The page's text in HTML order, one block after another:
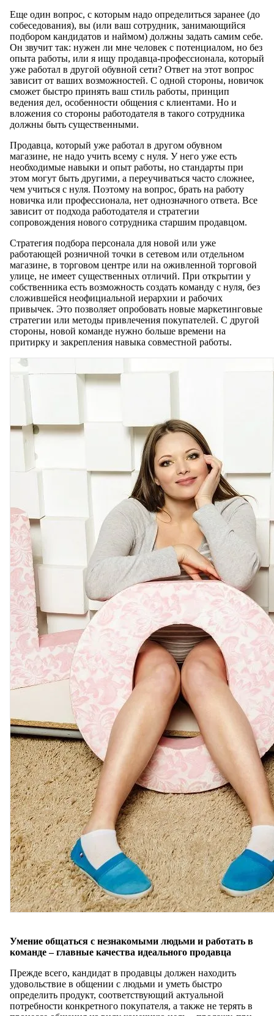
Еще один вопрос, с которым надо определиться заранее (до
собеседования), вы (или ваш сотрудник, занимающийся
подбором кандидатов и наймом) должны задать самим себе.
Он звучит так: нужен ли мне человек с потенциалом, но без
опыта работы, или я ищу продавца-профессионала, который
уже работал в другой обувной сети? Ответ на этот вопрос
зависит от ваших возможностей. С одной стороны, новичок
сможет быстро принять ваш стиль работы, принцип
ведения дел, особенности общения с клиентами. Но и
вложения со стороны работодателя в такого сотрудника
должны быть существенными.
Продавца, который уже работал в другом обувном
магазине, не надо учить всему с нуля. У него уже есть
необходимые навыки и опыт работы, но стандарты при
этом могут быть другими, а переучиваться часто сложнее,
чем учиться с нуля. Поэтому на вопрос, брать на работу
новичка или профессионала, нет однозначного ответа. Все
зависит от подхода работодателя и стратегии
сопровождения нового сотрудника старшим продавцом.
Стратегия подбора персонала для новой или уже
работающей розничной точки в сетевом или отдельном
магазине, в торговом центре или на оживленной торговой
улице, не имеет существенных отличий. При открытии у
собственника есть возможность создать команду с нуля, без
сложившейся неофициальной иерархии и рабочих
привычек. Это позволяет опробовать новые маркетинговые
стратегии или методы привлечения покупателей. С другой
стороны, новой команде нужно больше времени на
притирку и закрепления навыка совместной работы.
Умение общаться с незнакомыми людьми и работать в
команде – главные качества идеального продавца
Прежде всего, кандидат в продавцы должен находить
удовольствие в общении с людьми и уметь быстро
определить продукт, соответствующий актуальной
потребности конкретного покупателя, а также не терять в